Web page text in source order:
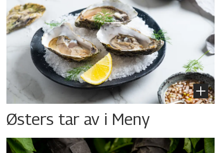
Østers tar av i Meny